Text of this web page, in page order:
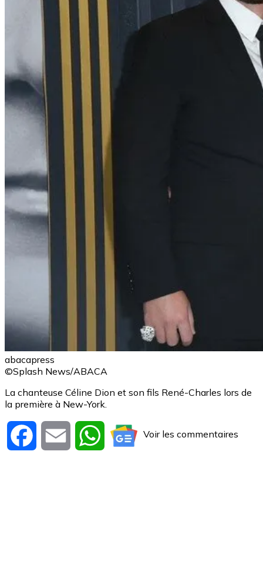
abacapress
©Splash News/ABACA
La chanteuse Céline Dion et son fils René-Charles lors de
la première à New-York.
Facebook Email WhatsAppVoir les commentaires